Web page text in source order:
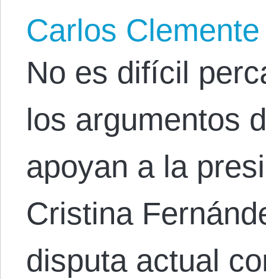
Carlos Clemente
No es difícil
los argumentos
apoyan a la
Cristina
disputa actual